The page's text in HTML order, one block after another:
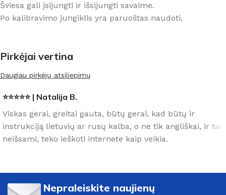
Šviesa gali įsijungti ir išsijungti savaime.
Po kalibravimo jungiklis yra paruoštas naudoti.
Pirkėjai vertina
Daugiau pirkėjų atsiliepimų
⭐⭐⭐⭐⭐ | Natalija B.
Viskas gerai, greitai gauta, būtų gerai, kad būtų ir
instrukciją lietuvių ar rusų kalba, o ne tik angliškai, ir tai
neišsami, teko ieškoti internete kaip veikia.
Nepraleiskite naujienų